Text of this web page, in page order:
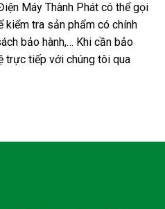
Máy Thành Phát có thể gọi
tra sản phẩm có chính
bảo hành,… Khi cần bảo
trực tiếp với chúng tôi qua